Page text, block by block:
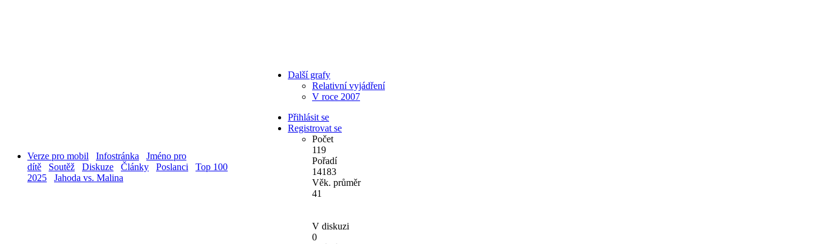
Verze pro mobil Infostránka
Jméno pro
dítě
Soutěž Diskuze Články Poslanci
Top 100
2025
Jahoda vs. Malina
Další grafy
Relativní vyjádření
V roce 2007
Přihlásit se
Registrovat se
Počet
119
Pořadí
14183
Věk. průměr
41
V diskuzi
0